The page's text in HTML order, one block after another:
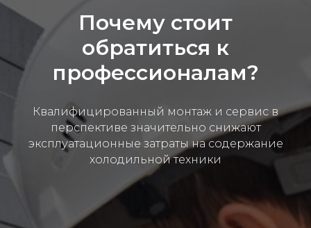
Почему стоит
обратиться к
профессионалам?
Квалифицированный монтаж и сервис в
перспективе значительно снижают
эксплуатационные затраты на содержание
холодильной техники